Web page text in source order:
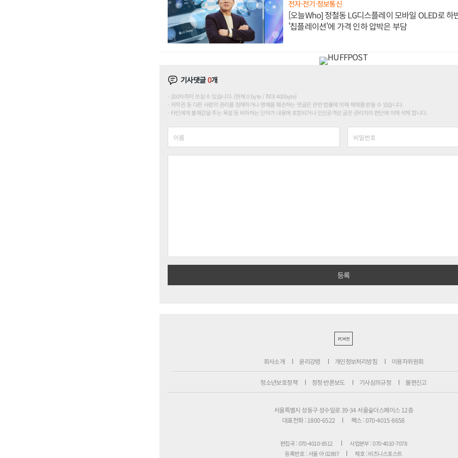
전자·전기·정보통신
[오늘Who] 정철동 LG디스플레이 모바일 OLED로 하
'칩플레이션'에 가격 인하 압박은 부담
기사댓글0개
200자까지 쓰실 수 있습니다. (현재 0 byte / 최대 400byte)
저작권 등 다른 사람의 권리를 침해하거나 명예를 훼손하는 댓글은 관련 법률에 의해 제재를 받을 수 있습니다.
타인에게 불쾌감을 주는 욕설 등 비하하는 단어가 내용에 포함되거나 인신공격성 글은 관리자의 판단에 의해 삭제 합니다.
PC버전
회사소개 윤리강령 개인정보처리방침 이용자위원회
청소년보호정책 정정·반론보도 기사심의규정 불편신고
서울특별시 성동구 성수일로 39-34 서울숲더스페이스 12층
대표전화 : 1800-6522
팩스 : 070-4015-8658
편집국 : 070-4010-8512
사업본부 : 070-4010-7078
등록번호 : 서울 아 02897
제호 : 비즈니스포스트